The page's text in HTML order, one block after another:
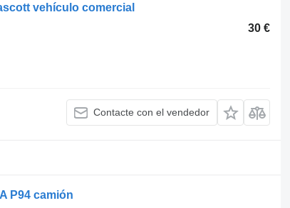
vehículo comercial
30 €
Contacte con el vendedor
P94 camión